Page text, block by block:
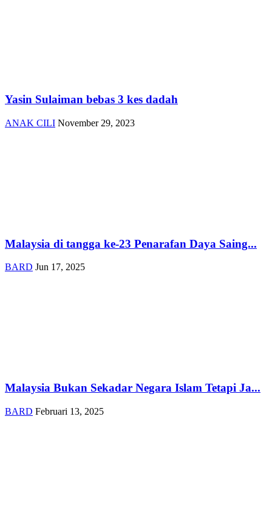
Yasin Sulaiman bebas 3 kes dadah
ANAK CILI November 29, 2023
Malaysia di tangga ke-23 Penarafan Daya Saing...
BARD Jun 17, 2025
Malaysia Bukan Sekadar Negara Islam Tetapi Ja...
BARD Februari 13, 2025